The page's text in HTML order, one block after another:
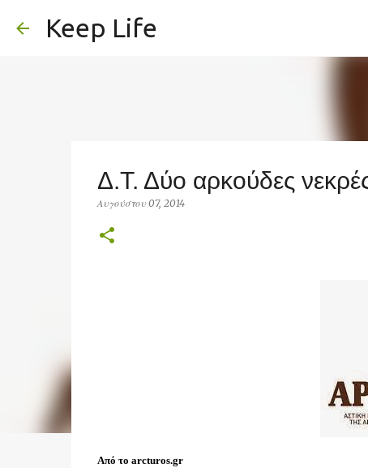
Keep Life
Δ.Τ. Δύο αρκούδες
Αυγούστου 07, 2014
Από το arcturos.gr